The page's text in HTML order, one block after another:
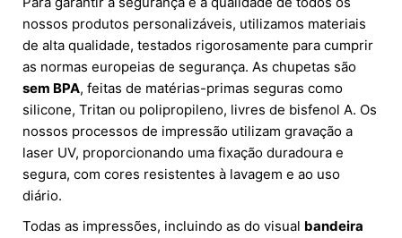
nossos produtos personalizáveis, utilizamos materiais
de alta qualidade, testados rigorosamente para cumprir
as normas europeias de segurança. As chupetas são
sem BPA, feitas de matérias-primas seguras como
silicone, Tritan ou polipropileno, livres de bisfenol A. Os
nossos processos de impressão utilizam gravação a
laser UV, proporcionando uma fixação duradoura e
segura, com cores resistentes à lavagem e ao uso
diário.
Todas as impressões, incluindo as do visual bandeira